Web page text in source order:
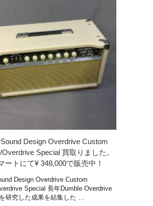
Design Overdrive Custom
Overdrive Special 買取りました。
ートにて¥ 348,000で販売中！
Design Overdrive Custom
Special 長年Dumble Overdrive
研究した成果を結集した …